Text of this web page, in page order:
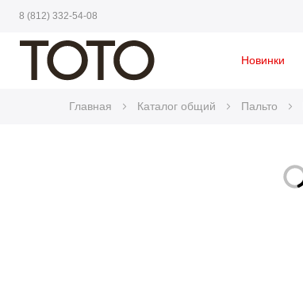
8 (812) 332-54-08
Новинки
Главная Каталог общий Пальто